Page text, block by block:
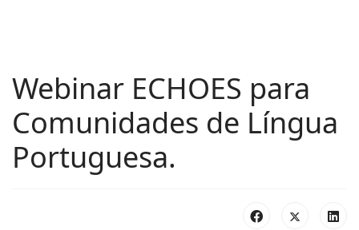
Webinar ECHOES para
Comunidades de Língua
Portuguesa.